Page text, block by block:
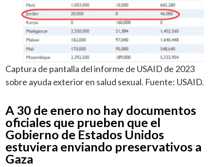
Captura de pantalla del informe de USAID de 2023
sobre ayuda exterior en salud sexual. Fuente: USAID.
A 30 de enero no hay documentos
oficiales que prueben que el
Gobierno de Estados Unidos
estuviera enviando preservativos a
Gaza